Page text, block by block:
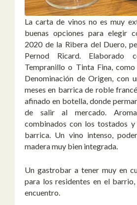
La carta de vinos no es muy
buenas opciones para elegir
2020 de la Ribera del Duero,
Pernod Ricard. Elaborado
Tempranillo o Tinta Fina,
Denominación de Origen, con
meses en barrica de roble
afinado en botella, donde
de salir al mercado.
combinados con los tostados y
barrica. Un vino intenso,
madera muy bien integrada.
Un gastrobar a tener muy en
para los residentes en el
encuentro.